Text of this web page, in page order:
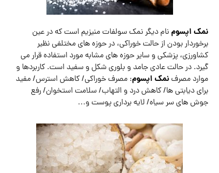
نمک اپسوم نام دیگر نمک سولفات منیزیم است که در عین
برخوردار بودن از حالت خوراکی، در حوزه های مختلفی نظیر
کشاورزی، پزشکی و سایر حوزه های مشابه مورد استفاده قرار می
گیرد. در حالت عادی جامد و بلوری شکل و سفید است. کاربردها و
موارد مصرفنمک اپسوم: مصرف خوراکی/ کاهش استرس/ مفید
برای دیابتی ها/ کاهش درد و التهاب/ سلامت استخوان/ رفع
جوش های سر سیاه/ لایه برداری پوست و…